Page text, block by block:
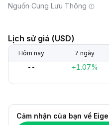
Nguồn Cung Lưu Thông
Lịch sử giá (USD)
Hôm nay 7 ngày
-- +1.07%
Cảm nhận của bạn về